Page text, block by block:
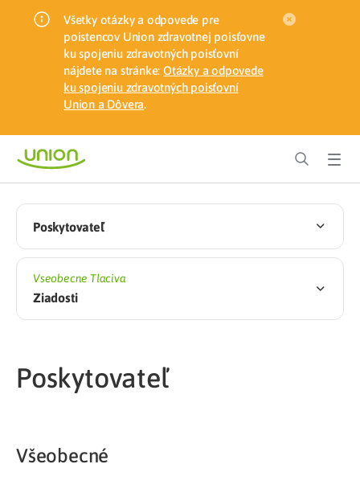
Všetky otázky a odpovede pre
poistencov Union zdravotnej poisťovne
ku spojeniu zdravotných poisťovní
nájdete na stránke: Otázky a odpovede
ku spojeniu zdravotných poisťovní
Union a Dôvera.
Poskytovateľ
Vseobecne Tlaciva
Ziadosti
Poskytovateľ
Všeobecné